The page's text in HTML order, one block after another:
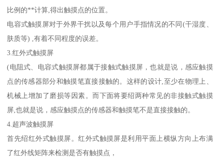
比例的**计算,得出触摸点的位置。
电容式触摸屏对于外界干扰以及每个用户手指情况的不同(干湿度、
肤质等) ,有着不同程度的误差。
3.红外式触摸屏
(电阻式、电容式触摸屏都属于接触式触摸屏，也就是说，感应触摸
点的传感器部分和触摸笔直接接触的。这样的设计,至少在物理上、
机械上增加了磨损等因素。而下面将要绍两种常见的非接触式触摸
屏,也就是说，感应触摸点的传感器和触摸笔不是直接接触的。
4.超声波触摸屏
首先绍红外式触摸屏。红外式触摸屏是利用平面上横纵方向上布满
了红外线矩阵来检测是否有触摸点，